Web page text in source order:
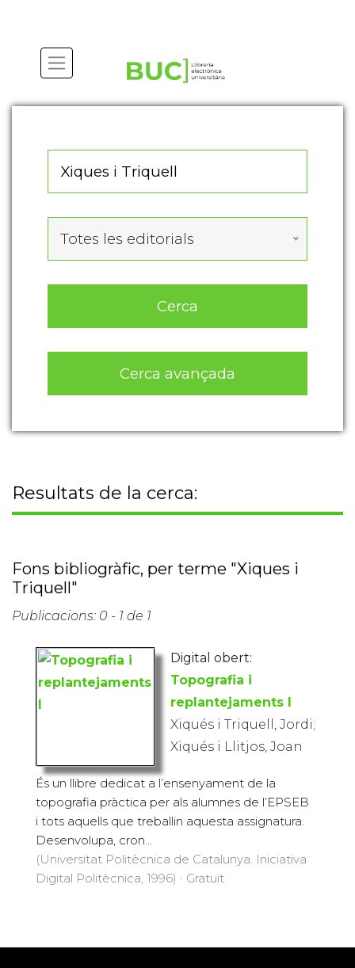
Totes les editorials
Cerca
Cerca avançada
Resultats de la cerca:
Fons bibliogràfic, per terme "Xiques i
Triquell"
Publicacions: 0 - 1 de 1
Digital obert:
Topografia i
replantejaments I
Xiqués i Triquell, Jordi;
Xiqués i Llitjos, Joan
És un llibre dedicat a l’ensenyament de la
topografia pràctica per als alumnes de l’EPSEB
i tots aquells que treballin aquesta assignatura.
Desenvolupa, cron...
(Universitat Politècnica de Catalunya. Iniciativa
Digital Politècnica, 1996) · Gratuït